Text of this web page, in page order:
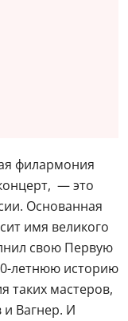
филармония
— это
Основанная
имя великого
свою Первую
летнюю историю
таких мастеров,
и Вагнер. И